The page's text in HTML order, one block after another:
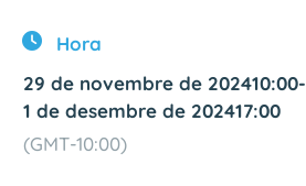
Hora
29 de novembre de 202410:00-
1 de desembre de 202417:00
(GMT-10:00)